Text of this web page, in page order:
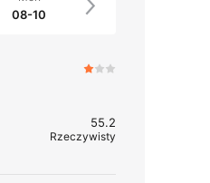
08-10
55.2
Rzeczywisty